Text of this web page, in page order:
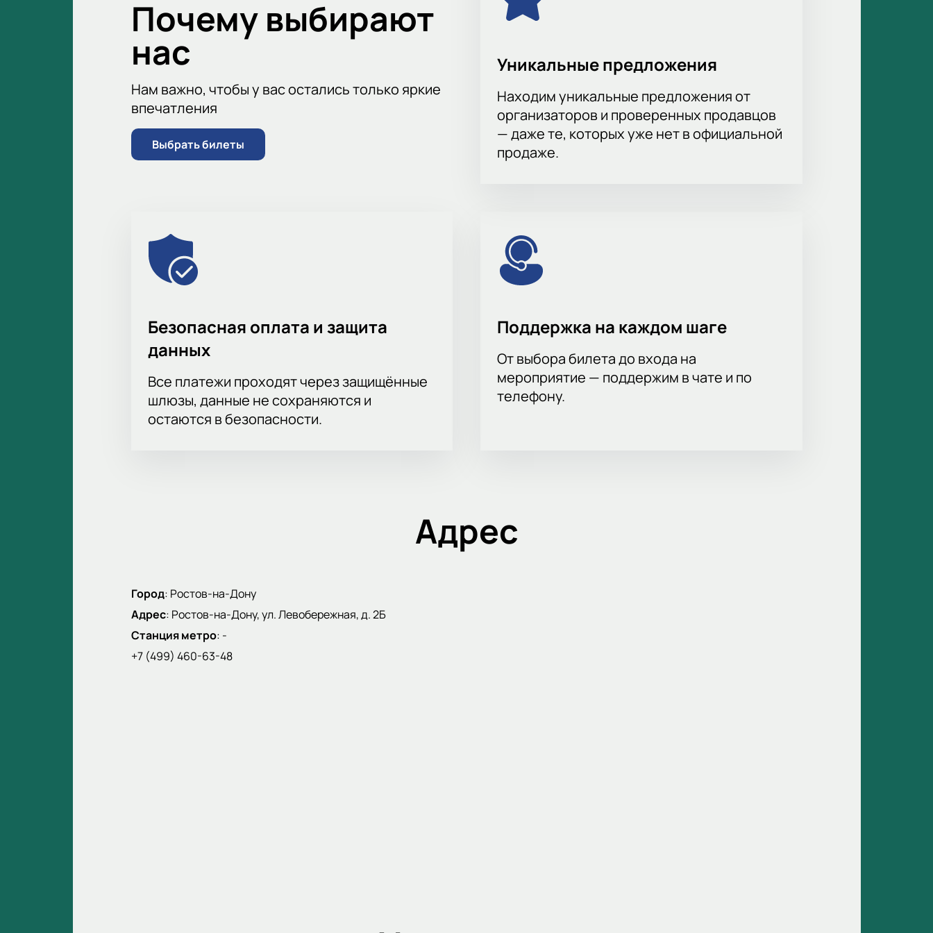
Почему выбирают
нас
Нам важно, чтобы у вас остались только яркие
впечатления
Выбрать билеты
Уникальные предложения
Находим уникальные предложения от
организаторов и проверенных продавцов
— даже те, которых уже нет в официальной
продаже.
Безопасная оплата и защита
данных
Все платежи проходят через защищённые
шлюзы, данные не сохраняются и
остаются в безопасности.
Поддержка на каждом шаге
От выбора билета до входа на
мероприятие — поддержим в чате и по
телефону.
Адрес
Город: Ростов-на-Дону
Адрес: Ростов-на-Дону, ул. Левобережная, д. 2Б
Станция метро: -
+7 (499) 460-63-48